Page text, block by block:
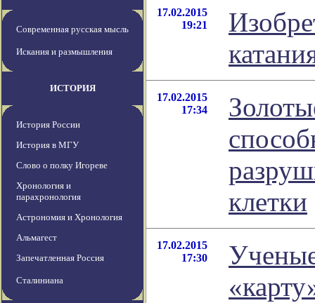
Современная русская мысль
Искания и размышления
ИСТОРИЯ
История России
История в МГУ
Слово о полку Игореве
Хронология и
парахронология
Астрономия и Хронология
Альмагест
Запечатленная Россия
Сталиниана
17.02.2015
19:21
17.02.2015
17:34
клетки
17.02.2015
17:30